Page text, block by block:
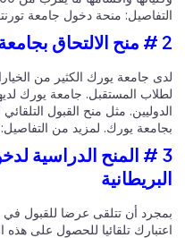
منحة دخول جامعة تورنتو
جامعة يورك الكثير من الخيارات
المستقبل. جامعة يورك لديها
مثل منح القبول التلقائي
يورك. لمزيد من التفاصيل:
3 # المنح الدراسية
أن تتلقى عرضا للقبول في
تلقائيا للحصول على هذه